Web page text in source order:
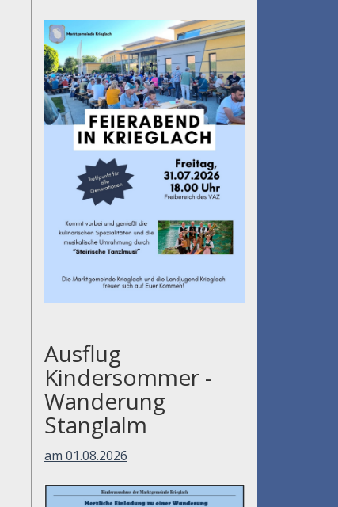
Ausflug
Kindersommer -
Wanderung
Stanglalm
am 01.08.2026